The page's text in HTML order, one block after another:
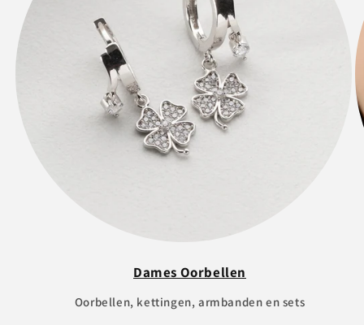
Dames Oorbellen
Oorbellen, kettingen, armbanden en sets